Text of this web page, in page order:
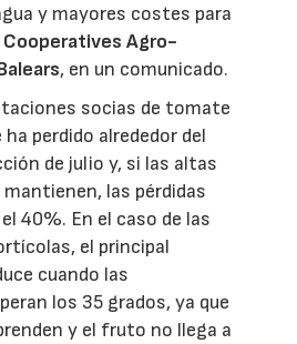
y mayores costes para
Cooperatives Agro-
, en un comunicado.
socias de tomate
ha perdido alrededor del
de julio y, si las altas
las pérdidas
40%. En el caso de las
el principal
cuando las
los 35 grados, ya que
y el fruto no llega a